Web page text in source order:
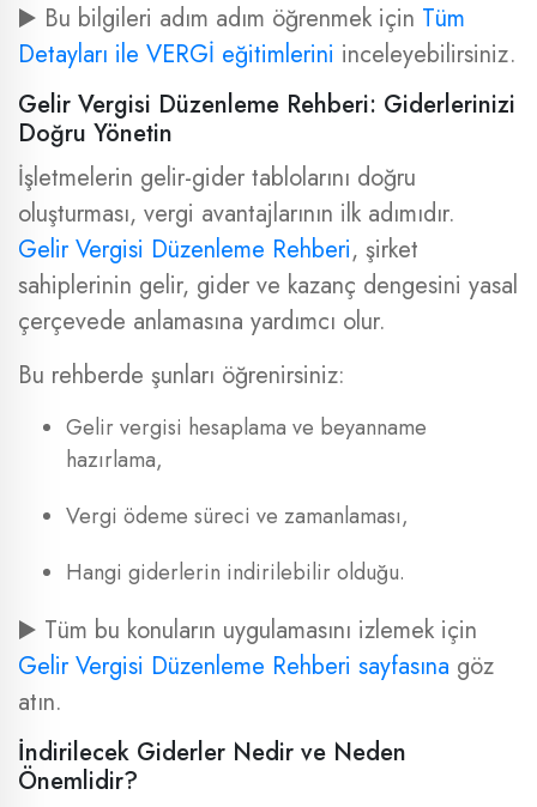
▶️ Bu bilgileri adım adım öğrenmek için Tüm
Detayları ile VERGİ eğitimlerini inceleyebilirsiniz.
Gelir Vergisi Düzenleme Rehberi: Giderlerinizi
Doğru Yönetin
İşletmelerin gelir-gider tablolarını doğru
oluşturması, vergi avantajlarının ilk adımıdır.
Gelir Vergisi Düzenleme Rehberi, şirket
sahiplerinin gelir, gider ve kazanç dengesini yasal
çerçevede anlamasına yardımcı olur.
Bu rehberde şunları öğrenirsiniz:
Gelir vergisi hesaplama ve beyanname
hazırlama,
Vergi ödeme süreci ve zamanlaması,
Hangi giderlerin indirilebilir olduğu.
▶️ Tüm bu konuların uygulamasını izlemek için
Gelir Vergisi Düzenleme Rehberi sayfasına göz
atın.
İndirilecek Giderler Nedir ve Neden
Önemlidir?